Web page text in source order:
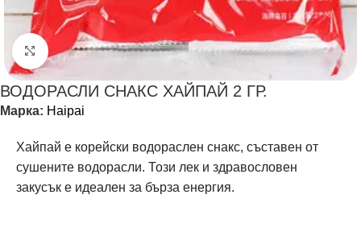
Щракнете за уголемяване
ВОДОРАСЛИ СНАКС ХАЙПАЙ 2 ГР.
Марка: Haipai
Хайпай е корейски водораслен снакс, съставен от
сушените водорасли. Този лек и здравословен
закусък е идеален за бърза енергия.